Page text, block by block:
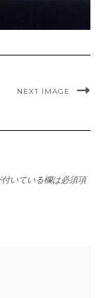
NEXT IMAGE
付いている欄は必須項